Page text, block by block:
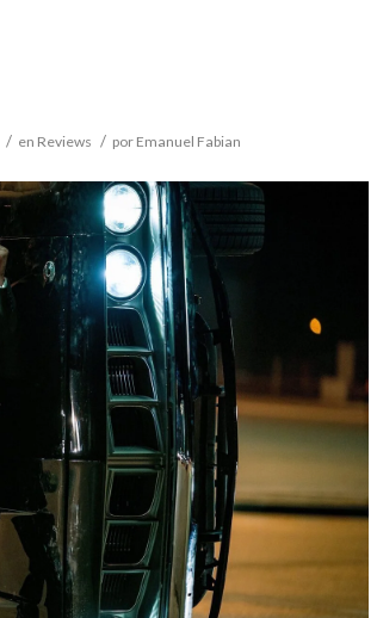
/ en Reviews / por Emanuel Fabian